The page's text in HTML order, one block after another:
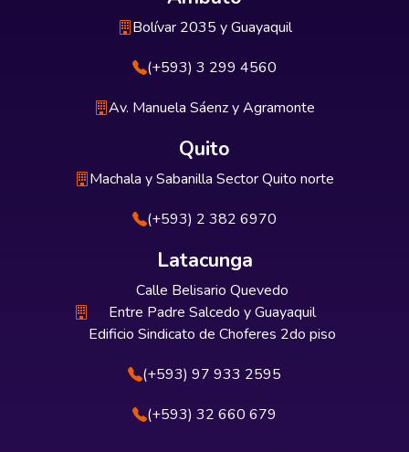
Bolívar 2035 y Guayaquil
(+593) 3 299 4560
Av. Manuela Sáenz y Agramonte
Quito
Machala y Sabanilla Sector Quito norte
(+593) 2 382 6970
Latacunga
Calle Belisario Quevedo
Entre Padre Salcedo y Guayaquil
Edificio Sindicato de Choferes 2do piso
(+593) 97 933 2595
(+593) 32 660 679